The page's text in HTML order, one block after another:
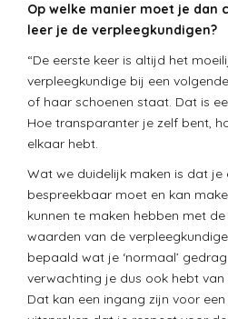
Op welke manier moet je dan
leer je de verpleegkundigen?
“De eerste keer is altijd het
verpleegkundige bij een
of haar schoenen staat. Dat is
Hoe transparanter je zelf bent,
elkaar hebt.
Wat we duidelijk maken is dat je
bespreekbaar moet en kan
kunnen te maken hebben met
waarden van de
bepaald wat je ‘normaal’
verwachting je dus ook hebt
Dat kan een ingang zijn voor